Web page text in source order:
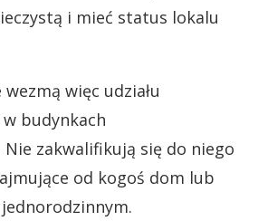
i mieć status lokalu
więc udziału
budynkach
zakwalifikują się do niego
od kogoś dom lub